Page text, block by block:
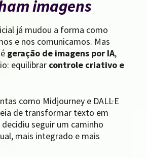
imagens
já mudou a forma como
e nos comunicamos. Mas
geração de imagens por IA,
equilibrar controle criativo e
como Midjourney e DALL·E
de transformar texto em
seguir um caminho
mais integrado e mais